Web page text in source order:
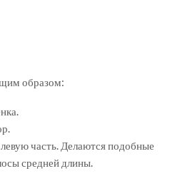
образом:
часть. Делаются подобные
средней длины.